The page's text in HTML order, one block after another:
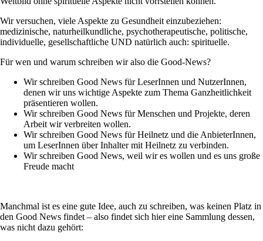
Wir versuchen, viele Aspekte zu Gesundheit einzubeziehen:
medizinische, naturheilkundliche, psychotherapeutische, politische,
individuelle, gesellschaftliche UND natürlich auch: spirituelle.
Für wen und warum schreiben wir also die Good-News?
Wir schreiben Good News für LeserInnen und NutzerInnen,
denen wir uns wichtige Aspekte zum Thema Ganzheitlichkeit
präsentieren wollen.
Wir schreiben Good News für Menschen und Projekte, deren
Arbeit wir verbreiten wollen.
Wir schreiben Good News für Heilnetz und die AnbieterInnen,
um LeserInnen über Inhalter mit Heilnetz zu verbinden.
Wir schreiben Good News, weil wir es wollen und es uns große
Freude macht
Manchmal ist es eine gute Idee, auch zu schreiben, was keinen Platz in
den Good News findet – also findet sich hier eine Sammlung dessen,
was nicht dazu gehört: